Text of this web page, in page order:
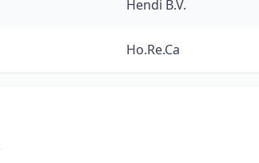
Hendi B.V.
Ho.Re.Ca